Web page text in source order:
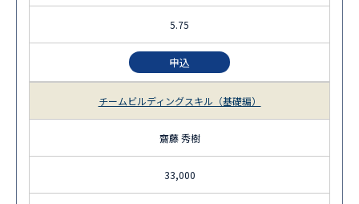
5.75
申込
チームビルディングスキル（基礎編）
齋藤 秀樹
33,000